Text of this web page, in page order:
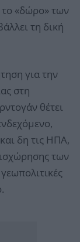
«δώρο» των
τη δική
για την
στη
θέτει
δη τις ΗΠΑ,
των